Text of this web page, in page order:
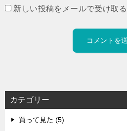
新しい投稿をメールで受け取る
カテゴリー
買って見た (5)